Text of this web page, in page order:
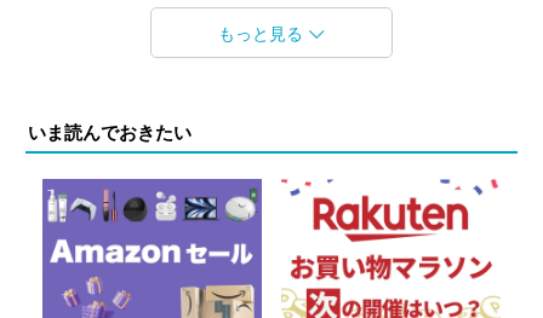
もっと見る
いま読んでおきたい